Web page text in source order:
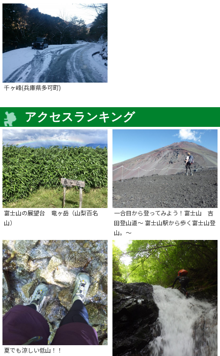
千ヶ峰(兵庫県多可町)
アクセスランキング
富士山の展望台 竜ヶ岳（山梨百名
山）
一合目から登ってみよう！富士山 吉
田登山道～ 富士山駅から歩く富士山登
山。～
夏でも涼しい低山！！